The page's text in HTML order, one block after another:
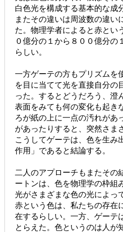
白色光を構成する基本的な成
またその違いは周波数の違い
た。物理学者によると赤とい
０億分の１から８００億分の
らしい。
一方ゲーテの方もプリズムを
を目に当てて光を直接自分の
った。するとどうだろう、澄
表面をみても何の変化も起き
ろが紙の上に一点の汚れがあ
があったりすると、突然さま
こうしてゲーテは、色を生み
作用」であると結論する。
二人のアプローチもまたその
ートンは、色を物理学の枠組
光がさまざまな色の光によっ
赤という色は、私たちの存在
在するらしい。一方、ゲーテ
とらえた。色というのは人が